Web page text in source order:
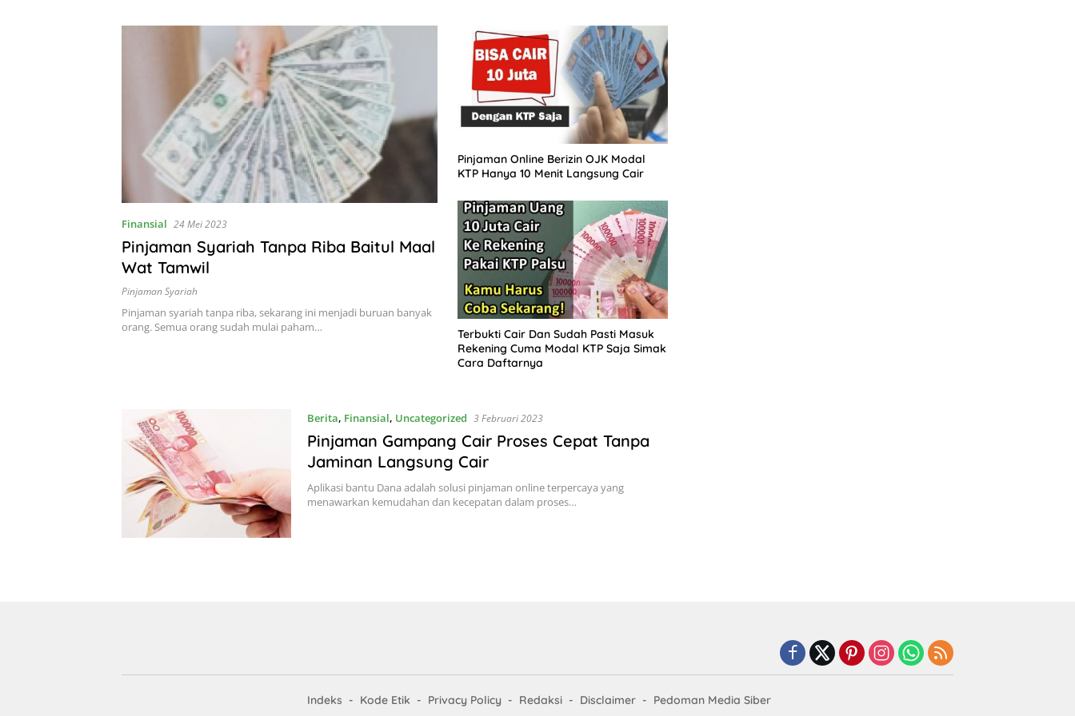
Finansial 24 Mei 2023
Pinjaman Syariah Tanpa Riba Baitul Maal
Wat Tamwil
Pinjaman Syariah
Pinjaman syariah tanpa riba, sekarang ini menjadi buruan banyak
orang. Semua orang sudah mulai paham…
Pinjaman Online Berizin OJK Modal
KTP Hanya 10 Menit Langsung Cair
Terbukti Cair Dan Sudah Pasti Masuk
Rekening Cuma Modal KTP Saja Simak
Cara Daftarnya
Berita, Finansial, Uncategorized 3 Februari 2023
Pinjaman Gampang Cair Proses Cepat Tanpa
Jaminan Langsung Cair
Aplikasi bantu Dana adalah solusi pinjaman online terpercaya yang
menawarkan kemudahan dan kecepatan dalam proses…
Indeks Kode Etik Privacy Policy Redaksi Disclaimer
Pedoman Media Siber